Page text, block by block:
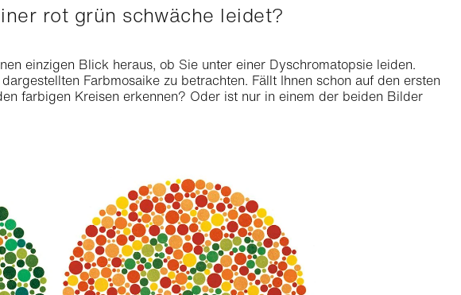
rot grün schwäche leidet?
einzigen Blick heraus, ob Sie unter einer Dyschromatopsie leiden.
Farbmosaike zu betrachten. Fällt Ihnen schon auf den ersten
farbigen Kreisen erkennen? Oder ist nur in einem der beiden Bilder